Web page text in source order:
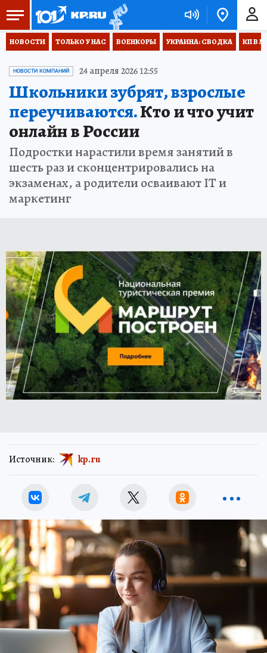
НОВОСТИ ТОЛЬКО У НАС ВОЕНКОРЫ УКРАИНА: СВОДКА КП В
НОВОСТИ КОМПАНИЙ 24 апреля 2026 12:55
Школьники зубрят, взрослые
переучиваются.Кто и что учит
онлайн в России
Подростки нарастили время занятий в
шесть раз и сконцентрировались на
экзаменах, а родители осваивают IT и
маркетинг
Источник: kp.ru